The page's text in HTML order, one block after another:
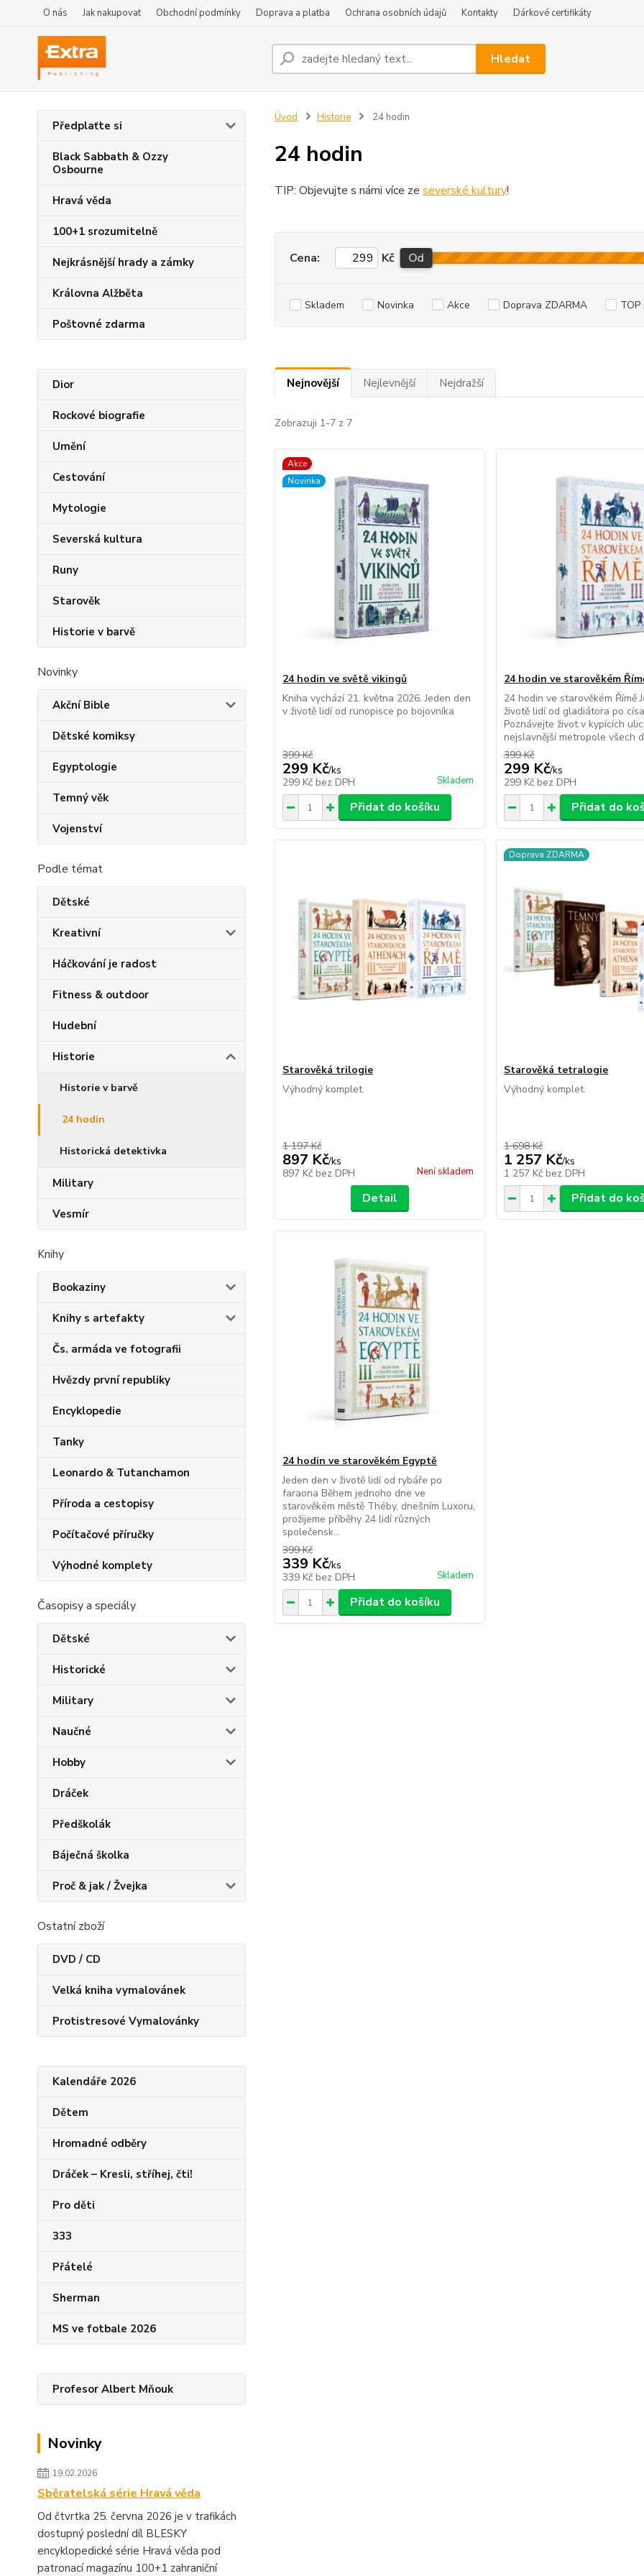
O nás Jak nakupovat Obchodní podmínky Doprava a platba Ochrana osobních údajů Kontakty Dárkové certifikáty
Hledat
Předplaťte si
Black Sabbath & Ozzy
Osbourne
Hravá věda
100+1 srozumitelně
Nejkrásnější hrady a zámky
Královna Alžběta
Poštovné zdarma
Dior
Rockové biografie
Umění
Cestování
Mytologie
Severská kultura
Runy
Starověk
Historie v barvě
Novinky
Akční Bible
Dětské komiksy
Egyptologie
Temný věk
Vojenství
Podle témat
Dětské
Kreativní
Háčkování je radost
Fitness & outdoor
Hudební
Historie
Historie v barvě
24 hodin
Historická detektivka
Military
Vesmír
Knihy
Bookaziny
Knihy s artefakty
Čs. armáda ve fotografii
Hvězdy první republiky
Encyklopedie
Tanky
Leonardo & Tutanchamon
Příroda a cestopisy
Počítačové příručky
Výhodné komplety
Časopisy a speciály
Dětské
Historické
Military
Naučné
Hobby
Dráček
Předškolák
Báječná školka
Proč & jak / Žvejka
Ostatní zboží
DVD / CD
Velká kniha vymalovánek
Protistresové Vymalovánky
Kalendáře 2026
Dětem
Hromadné odběry
Dráček – Kresli, stříhej, čti!
Pro děti
333
Přátelé
Sherman
MS ve fotbale 2026
Profesor Albert Mňouk
Novinky
19.02.2026
Sběratelská série Hravá věda
Od čtvrtka 25. června 2026 je v trafikách
dostupný poslední díl BLESKY
encyklopedické série Hravá věda pod
patronací magazínu 100+1 zahraniční
Úvod Historie 24 hodin
24 hodin
TIP: Objevujte s námi více ze severské kultury!
Cena: Kč Od
Skladem Novinka Akce Doprava ZDARMA
Nejnovější Nejlevnější Nejdražší
Zobrazuji 1-7 z 7
Akce
Novinka
24 hodin ve světě vikingů
Kniha vychází 21. května 2026. Jeden den
v životě lidí od runopisce po bojovníka
399 Kč
299 Kč/ks
299 Kč bez DPH Skladem
Přidat do košíku
24 hodin ve starověkém
24 hodin ve starověkém Římě
životě lidí od gladiátora po
Poznávejte život v kypících
nejslavnější metropole všech
399 Kč
299 Kč/ks
299 Kč bez DPH
Přidat do
Starověká trilogie
Výhodný komplet.
1 197 Kč
897 Kč/ks
897 Kč bez DPH Není skladem
Detail
Doprava ZDARMA
Starověká tetralogie
Výhodný komplet.
1 698 Kč
1 257 Kč/ks
1 257 Kč bez DPH
Přidat do
24 hodin ve starověkém Egyptě
Jeden den v životě lidí od rybáře po
faraona Během jednoho dne ve
starověkém městě Théby, dnešním Luxoru,
prožijeme příběhy 24 lidí různých
společensk...
399 Kč
339 Kč/ks
339 Kč bez DPH Skladem
Přidat do košíku